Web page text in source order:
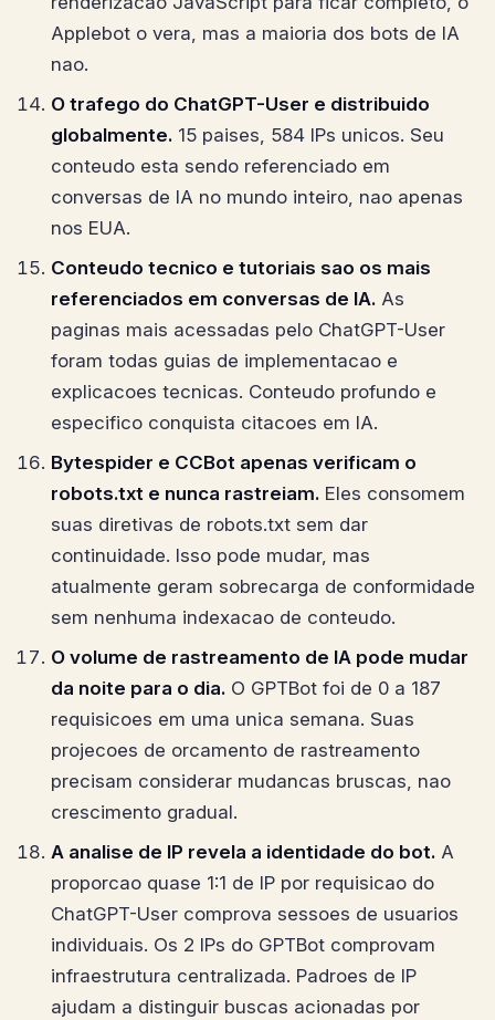
Applebot o vera, mas a maioria dos bots de IA
nao.
O trafego do ChatGPT-User e distribuido
globalmente. 15 paises, 584 IPs unicos. Seu
conteudo esta sendo referenciado em
conversas de IA no mundo inteiro, nao apenas
nos EUA.
Conteudo tecnico e tutoriais sao os mais
referenciados em conversas de IA. As
paginas mais acessadas pelo ChatGPT-User
foram todas guias de implementacao e
explicacoes tecnicas. Conteudo profundo e
especifico conquista citacoes em IA.
Bytespider e CCBot apenas verificam o
robots.txt e nunca rastreiam. Eles consomem
suas diretivas de robots.txt sem dar
continuidade. Isso pode mudar, mas
atualmente geram sobrecarga de conformidade
sem nenhuma indexacao de conteudo.
O volume de rastreamento de IA pode mudar
da noite para o dia. O GPTBot foi de 0 a 187
requisicoes em uma unica semana. Suas
projecoes de orcamento de rastreamento
precisam considerar mudancas bruscas, nao
crescimento gradual.
A analise de IP revela a identidade do bot. A
proporcao quase 1:1 de IP por requisicao do
ChatGPT-User comprova sessoes de usuarios
individuais. Os 2 IPs do GPTBot comprovam
infraestrutura centralizada. Padroes de IP
ajudam a distinguir buscas acionadas por